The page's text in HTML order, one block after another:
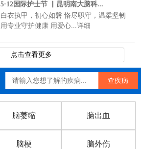
5·12国际护士节 ▏昆明南大脑科...
白衣执甲，初心如磐 恪尽职守，温柔坚韧
用专业守护健康 用爱心...详细
点击查看更多
脑萎缩 脑出血
脑梗 脑外伤